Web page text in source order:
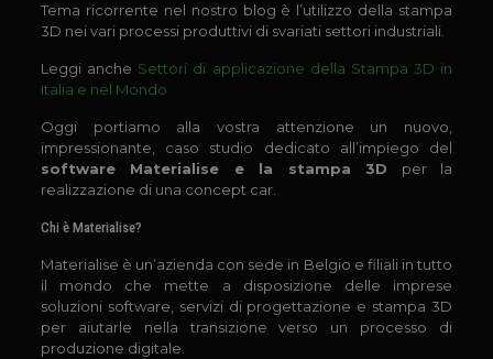
Tema ricorrente nel nostro blog è l’utilizzo della stampa
3D nei vari processi produttivi di svariati settori industriali.
Leggi anche Settori di applicazione della Stampa 3D in
Italia e nel Mondo
Oggi portiamo alla vostra attenzione un nuovo,
impressionante, caso studio dedicato all’impiego del
software Materialise e la stampa 3D per la
realizzazione di una concept car.
Chi è Materialise?
Materialise è un’azienda con sede in Belgio e filiali in tutto
il mondo che mette a disposizione delle imprese
soluzioni software, servizi di progettazione e stampa 3D
per aiutarle nella transizione verso un processo di
produzione digitale.